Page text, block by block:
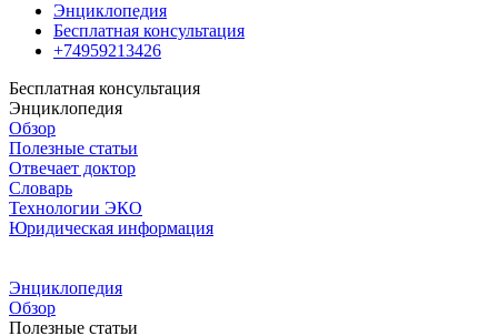
Энциклопедия
Бесплатная консультация
+74959213426
Бесплатная консультация
Энциклопедия
Обзор
Полезные статьи
Отвечает доктор
Словарь
Технологии ЭКО
Юридическая информация
Энциклопедия
Обзор
Полезные статьи